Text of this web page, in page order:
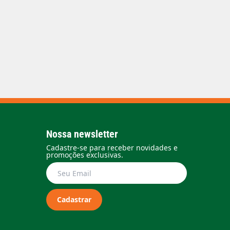
Nossa newsletter
Cadastre-se para receber novidades e
promoções exclusivas.
Cadastrar